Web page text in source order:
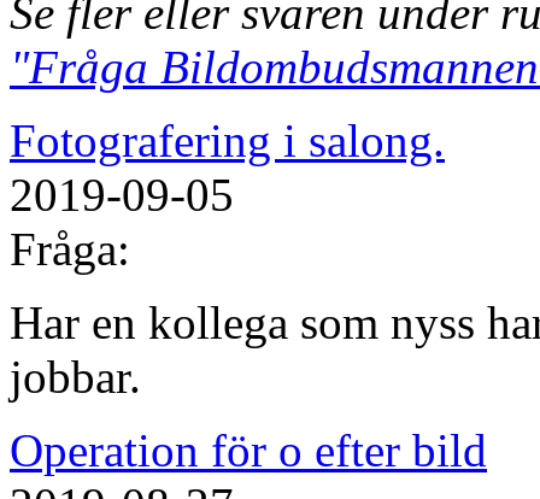
Se fler eller svaren under
"Fråga
Fotografering i salong.
2019-09-05
Fråga:
Har en kollega som nyss
jobbar.
Operation för o efter bild